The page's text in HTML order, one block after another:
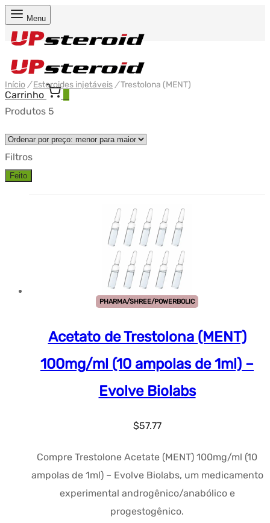
Menu
Carrinho
Início / Esteroides injetáveis /Trestolona (MENT)
Produtos 5
Filtros
Feito
PHARMA/SHREE/POWERBOLIC
Acetato de Trestolona (MENT)
100mg/ml (10 ampolas de 1ml) –
Evolve Biolabs
$57.77
Compre Trestolone Acetate (MENT) 100mg/ml (10
ampolas de 1ml) – Evolve Biolabs, um medicamento
experimental androgênico/anabólico e
progestogênico.